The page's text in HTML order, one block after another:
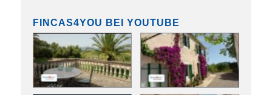
FINCAS4YOU BEI YOUTUBE